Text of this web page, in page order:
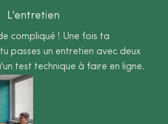
L'entretien
compliqué ! Une fois ta
passes un entretien avec deux
test technique à faire en ligne.